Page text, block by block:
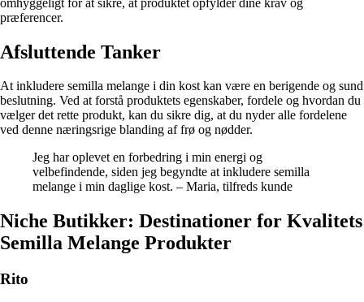
præferencer.
Afsluttende Tanker
At inkludere semilla melange i din kost kan være en berigende og sund
beslutning. Ved at forstå produktets egenskaber, fordele og hvordan du
vælger det rette produkt, kan du sikre dig, at du nyder alle fordelene
ved denne næringsrige blanding af frø og nødder.
Jeg har oplevet en forbedring i min energi og
velbefindende, siden jeg begyndte at inkludere semilla
melange i min daglige kost. – Maria, tilfreds kunde
Niche Butikker: Destinationer for Kvalitets
Semilla Melange Produkter
Rito